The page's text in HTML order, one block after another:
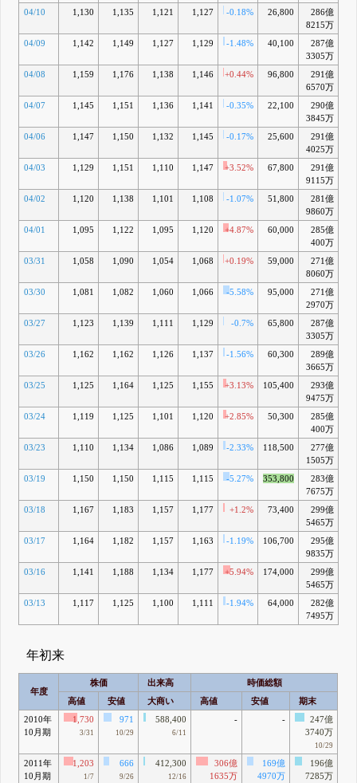
04/10 1,130 1,135 1,121 1,127 -0.18% 26,800
286億
8215万
04/09
1,142 1,149 1,127 1,129 -1.48% 40,100
287億
3305万
04/08 1,159 1,176 1,138 1,146 +0.44% 96,800
291億
6570万
04/07 1,145 1,151 1,136 1,141 -0.35% 22,100
290億
3845万
04/06 1,147 1,150 1,132 1,145 -0.17% 25,600
291億
4025万
04/03 1,129 1,151 1,110 1,147 +3.52% 67,800
291億
9115万
04/02 1,120 1,138 1,101 1,108 -1.07% 51,800
281億
9860万
04/01 1,095 1,122 1,095 1,120 +4.87% 60,000
285億
400万
03/31 1,058 1,090 1,054 1,068 +0.19% 59,000
271億
8060万
03/30 1,081 1,082 1,060 1,066 -5.58% 95,000
271億
2970万
03/27 1,123 1,139 1,111 1,129 -0.7% 65,800
287億
3305万
03/26 1,162 1,162 1,126 1,137 -1.56% 60,300
289億
3665万
03/25 1,125 1,164 1,125 1,155 +3.13% 105,400
293億
9475万
03/24 1,119 1,125 1,101 1,120 +2.85% 50,300
285億
400万
03/23 1,110 1,134 1,086 1,089 -2.33% 118,500
277億
1505万
03/19 1,150 1,150 1,115 1,115 -5.27% 353,800
283億
7675万
03/18 1,167 1,183 1,157 1,177 +1.2% 73,400
299億
5465万
03/17 1,164 1,182 1,157 1,163 -1.19% 106,700
295億
9835万
03/16 1,141 1,188 1,134 1,177 +5.94% 174,000
299億
5465万
03/13 1,117 1,125 1,100 1,111 -1.94% 64,000
282億
7495万
年初来
年度
株価 出来高
時価総額
高値
安値 大商い 高値 安値
期末
2010年
10月期
1,730
3/31
971
10/29
588,400
6/11
- -
247億
3740万
10/29
2011年
10月期
1,203
1/7
666
9/26
412,300
12/16
306億
1635万
169億
4970万
196億
7285万